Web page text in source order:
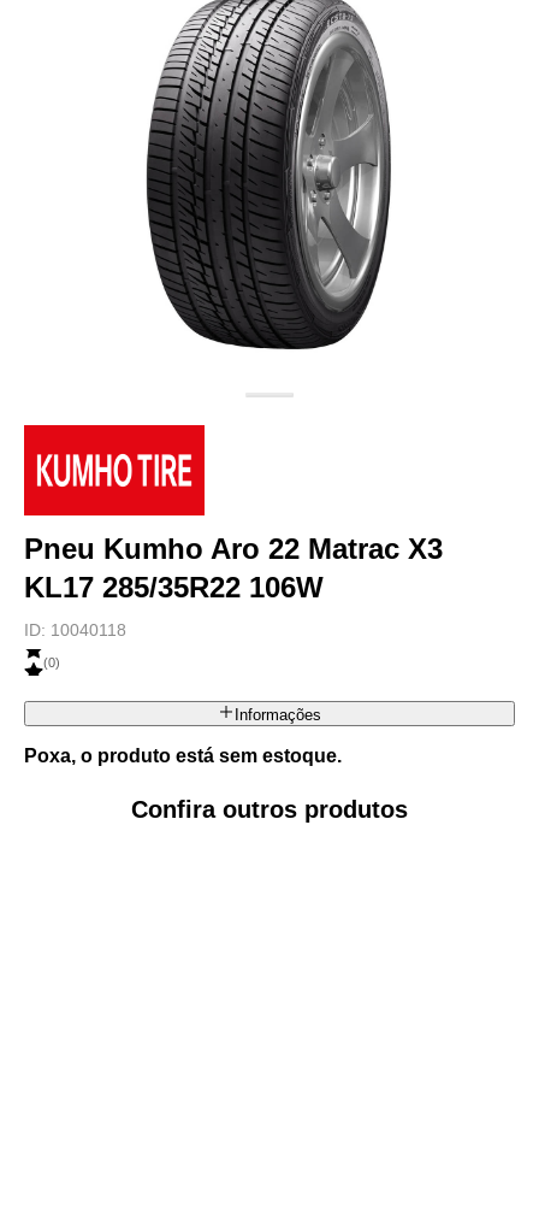
Pneu Kumho Aro 22 Matrac X3
KL17 285/35R22 106W
ID: 10040118
(0)
Informações
Poxa, o produto está sem estoque.
Confira outros produtos